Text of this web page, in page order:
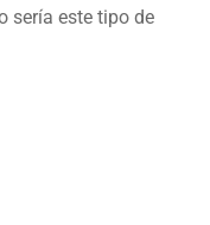
sería este tipo de